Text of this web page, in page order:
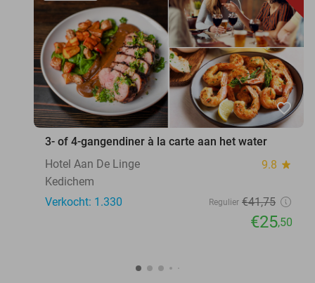
favorite_border
3- of 4-gangendiner à la carte aan het water
Hotel Aan De Linge
9.8 star
Kedichem
Verkocht: 1.330
Regulier €41,75
€25,50